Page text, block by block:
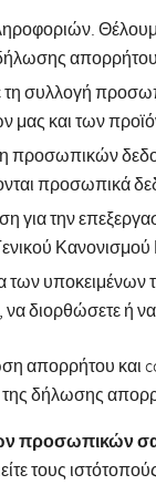
τη συλλογή
μας και των
προσωπικών
προσωπικά
για την
των
να διορθώσετε ή
απορρήτου και
δήλωσης
προσωπικών
τους